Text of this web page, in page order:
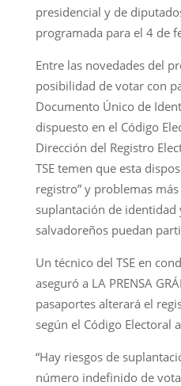
presidencial y de
programada para el 4 de
Entre las novedades del
posibilidad de votar con
Documento Único de
dispuesto en el Código
Dirección del Registro
TSE temen que esta
registro” y problemas
suplantación de identidad
salvadoreños puedan
Un técnico del TSE en
aseguró a LA PRENSA
pasaportes alterará el
según el Código Electoral
“Hay riesgos de
número indefinido de